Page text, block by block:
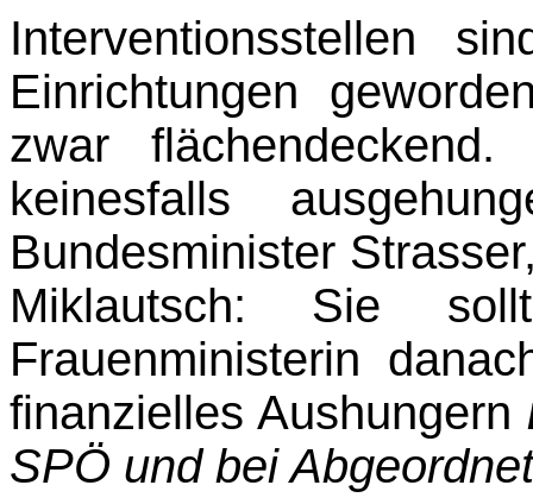
Interventionsstellen
Einrichtungen
zwar
keinesfalls
Bundesminister
Miklautsch: Sie
Frauenministerin
finanzielles Aushungern
SPÖ und bei